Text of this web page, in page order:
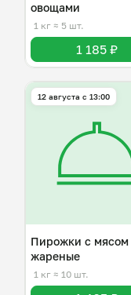
овощами
1 кг ≈ 5 шт.
1 185 ₽
12 августа с 13:00
Пирожки с мясом
жареные
1 кг ≈ 10 шт.